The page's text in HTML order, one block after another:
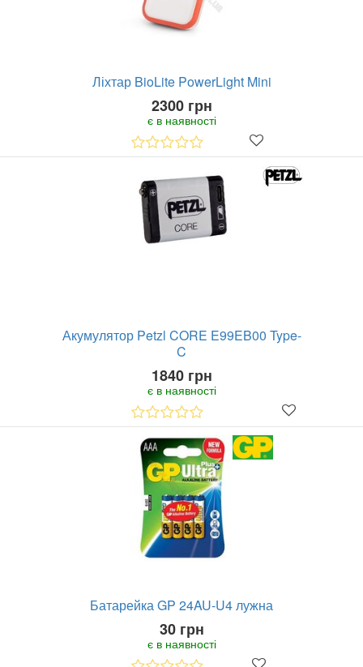
Ліхтар BioLite PowerLight Mini
2300 грн
є в наявності
Акумулятор Petzl CORE E99EB00 Type-
C
1840 грн
є в наявності
Батарейка GP 24AU-U4 лужна
30 грн
є в наявності